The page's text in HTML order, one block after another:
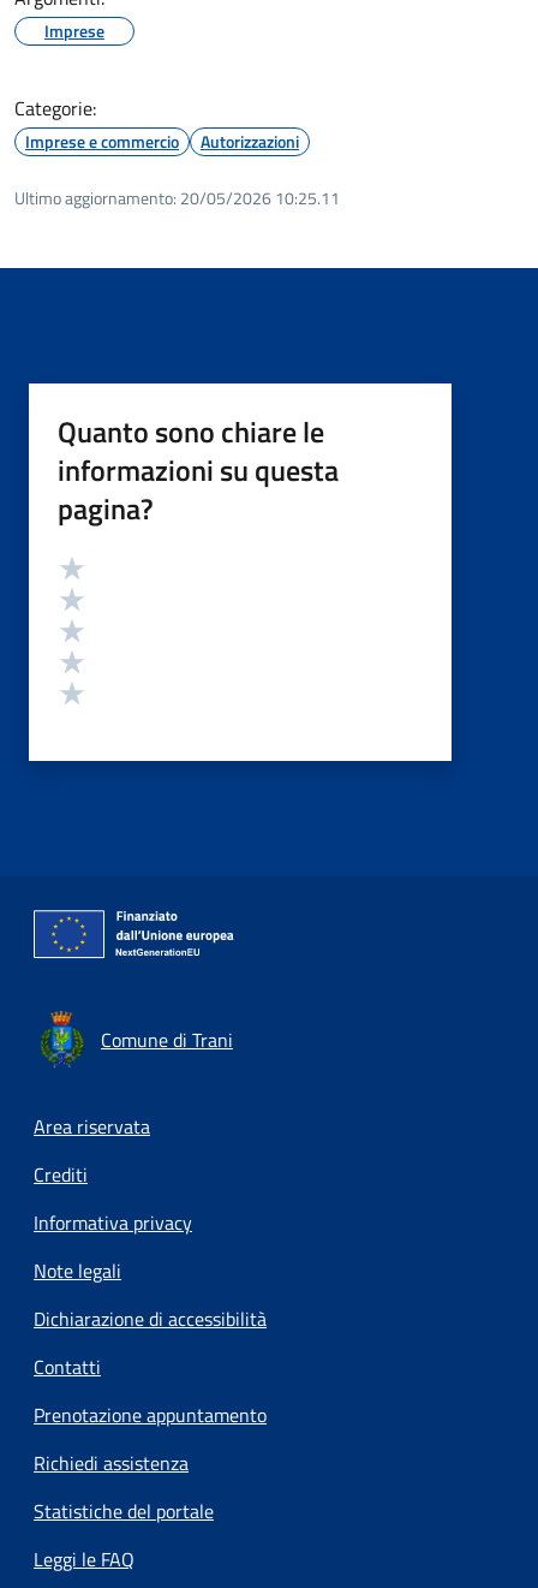
Imprese
Categorie:
Imprese e commercio Autorizzazioni
Ultimo aggiornamento: 20/05/2026 10:25.11
Quanto sono chiare le
informazioni su questa
pagina?
Valutazione
Comune di Trani
Footer menu
Area riservata
Crediti
Informativa privacy
Note legali
Dichiarazione di accessibilità
Contatti
Prenotazione appuntamento
Richiedi assistenza
Statistiche del portale
Leggi le FAQ